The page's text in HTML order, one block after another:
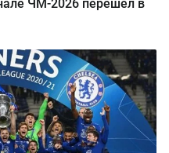
ЧМ-2026 перешел в